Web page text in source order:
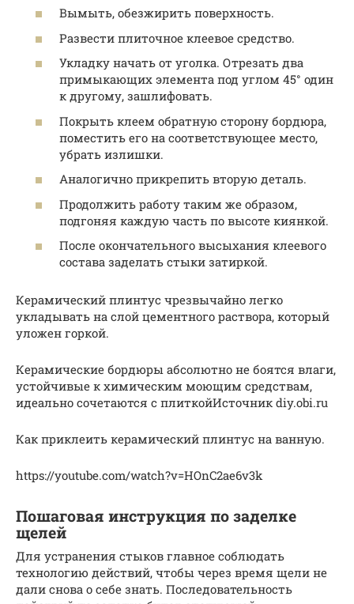
Вымыть, обезжирить поверхность.
Развести плиточное клеевое средство.
Укладку начать от уголка. Отрезать два
примыкающих элемента под углом 45° один
к другому, зашлифовать.
Покрыть клеем обратную сторону бордюра,
поместить его на соответствующее место,
убрать излишки.
Аналогично прикрепить вторую деталь.
Продолжить работу таким же образом,
подгоняя каждую часть по высоте киянкой.
После окончательного высыхания клеевого
состава заделать стыки затиркой.
Керамический плинтус чрезвычайно легко
укладывать на слой цементного раствора, который
уложен горкой.
Керамические бордюры абсолютно не боятся влаги,
устойчивые к химическим моющим средствам,
идеально сочетаются с плиткойИсточник diy.obi.ru
Как приклеить керамический плинтус на ванную.
https://youtube.com/watch?v=HOnC2ae6v3k
Пошаговая инструкция по заделке
щелей
Для устранения стыков главное соблюдать
технологию действий, чтобы через время щели не
дали снова о себе знать. Последовательность